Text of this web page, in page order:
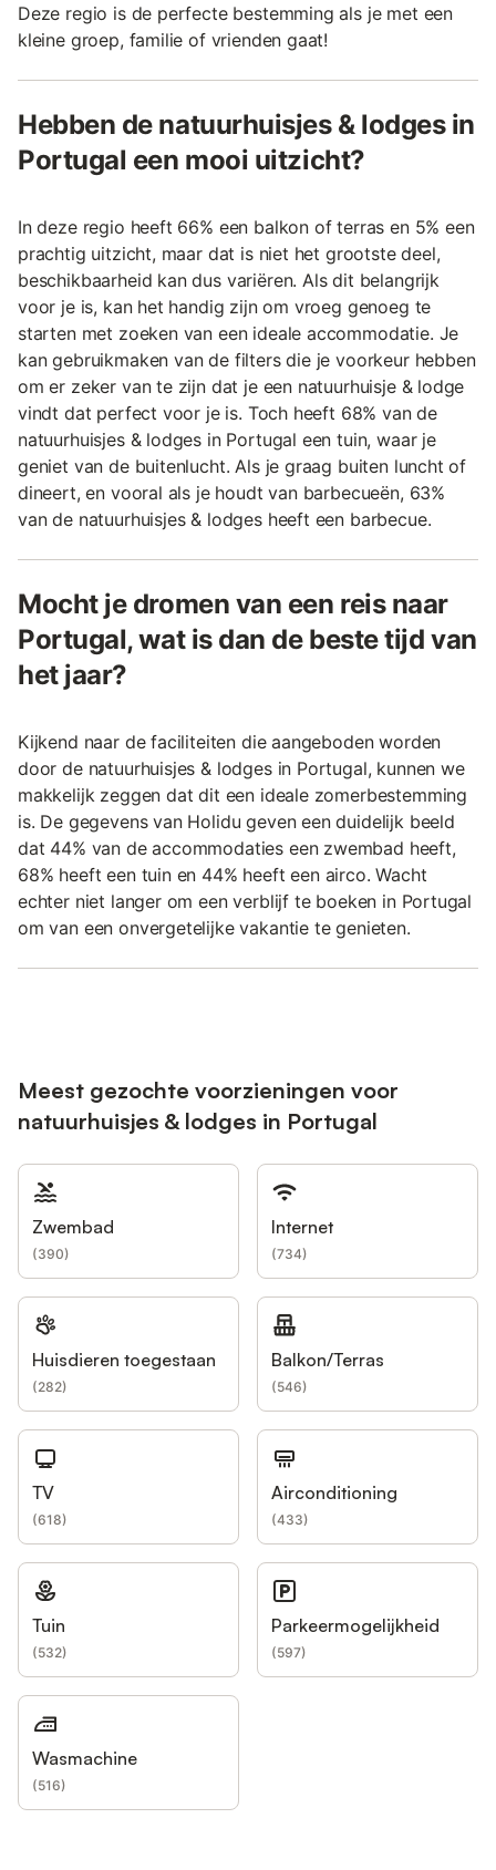
Deze regio is de perfecte bestemming als je met een
kleine groep, familie of vrienden gaat!
Hebben de natuurhuisjes & lodges in
Portugal een mooi uitzicht?
In deze regio heeft 66% een balkon of terras en 5% een
prachtig uitzicht, maar dat is niet het grootste deel,
beschikbaarheid kan dus variëren. Als dit belangrijk
voor je is, kan het handig zijn om vroeg genoeg te
starten met zoeken van een ideale accommodatie. Je
kan gebruikmaken van de filters die je voorkeur hebben
om er zeker van te zijn dat je een natuurhuisje & lodge
vindt dat perfect voor je is. Toch heeft 68% van de
natuurhuisjes & lodges in Portugal een tuin, waar je
geniet van de buitenlucht. Als je graag buiten luncht of
dineert, en vooral als je houdt van barbecueën, 63%
van de natuurhuisjes & lodges heeft een barbecue.
Mocht je dromen van een reis naar
Portugal, wat is dan de beste tijd van
het jaar?
Kijkend naar de faciliteiten die aangeboden worden
door de natuurhuisjes & lodges in Portugal, kunnen we
makkelijk zeggen dat dit een ideale zomerbestemming
is. De gegevens van Holidu geven een duidelijk beeld
dat 44% van de accommodaties een zwembad heeft,
68% heeft een tuin en 44% heeft een airco. Wacht
echter niet langer om een verblijf te boeken in Portugal
om van een onvergetelijke vakantie te genieten.
Meest gezochte voorzieningen voor
natuurhuisjes & lodges in Portugal
Zwembad
(390)
Internet
(734)
Huisdieren toegestaan
(282)
Balkon/Terras
(546)
TV
(618)
Airconditioning
(433)
Tuin
(532)
Parkeermogelijkheid
(597)
Wasmachine
(516)